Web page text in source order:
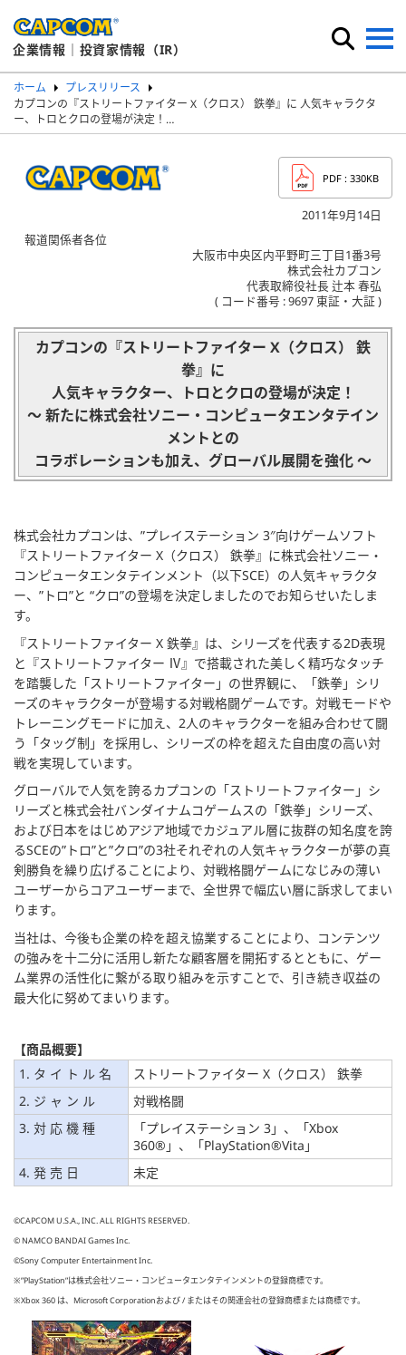
企業情報｜投資家情報（IR）
ホーム
プレスリリース
カプコンの『ストリートファイター X（クロス） 鉄拳』に 人気キャラクタ
ー、トロとクロの登場が決定！…
PDF : 330KB
2011年9月14日
報道関係者各位
大阪市中央区内平野町三丁目1番3号
株式会社カプコン
代表取締役社長 辻本 春弘
( コード番号 : 9697 東証・大証 )
カプコンの『ストリートファイター X（クロス） 鉄
拳』に
人気キャラクター、トロとクロの登場が決定！
～ 新たに株式会社ソニー・コンピュータエンタテイン
メントとの
コラボレーションも加え、グローバル展開を強化 ～
株式会社カプコンは、”プレイステーション 3″向けゲームソフト
『ストリートファイター X（クロス） 鉄拳』に株式会社ソニー・
コンピュータエンタテインメント（以下SCE）の人気キャラクタ
ー、”トロ”と “クロ”の登場を決定しましたのでお知らせいたしま
す。
『ストリートファイター X 鉄拳』は、シリーズを代表する2D表現
と『ストリートファイター Ⅳ』で搭載された美しく精巧なタッチ
を踏襲した「ストリートファイター」の世界観に、「鉄拳」シリ
ーズのキャラクターが登場する対戦格闘ゲームです。対戦モードや
トレーニングモードに加え、2人のキャラクターを組み合わせて闘
う「タッグ制」を採用し、シリーズの枠を超えた自由度の高い対
戦を実現しています。
グローバルで人気を誇るカプコンの「ストリートファイター」シ
リーズと株式会社バンダイナムコゲームスの「鉄拳」シリーズ、
および日本をはじめアジア地域でカジュアル層に抜群の知名度を誇
るSCEの”トロ”と”クロ”の3社それぞれの人気キャラクターが夢の真
剣勝負を繰り広げることにより、対戦格闘ゲームになじみの薄い
ユーザーからコアユーザーまで、全世界で幅広い層に訴求してまい
ります。
当社は、今後も企業の枠を超え協業することにより、コンテンツ
の強みを十二分に活用し新たな顧客層を開拓するとともに、ゲー
ム業界の活性化に繋がる取り組みを示すことで、引き続き収益の
最大化に努めてまいります。
【商品概要】
1. タ イ ト ル 名
ストリートファイター X（クロス） 鉄拳
2. ジ ャ ン ル
対戦格闘
3. 対 応 機 種
「プレイステーション 3」、「Xbox
360®」、「PlayStation®Vita」
4. 発 売 日
未定
©CAPCOM U.S.A., INC. ALL RIGHTS RESERVED.
© NAMCO BANDAI Games Inc.
©Sony Computer Entertainment Inc.
※”PlayStation”は株式会社ソニー・コンピュータエンタテインメントの登録商標です。
※Xbox 360 は、Microsoft Corporationおよび / またはその関連会社の登録商標または商標です。